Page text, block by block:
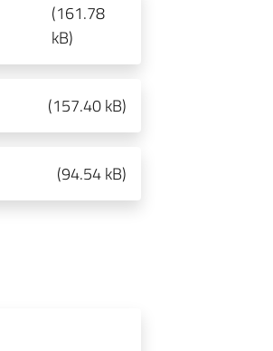
(161.78
kB)
(157.40 kB)
(94.54 kB)